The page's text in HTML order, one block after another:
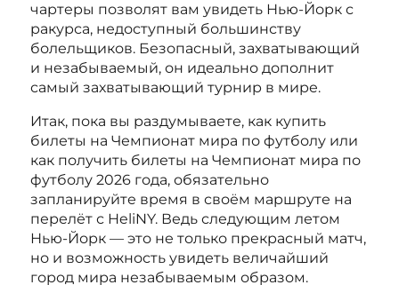
чартеры позволят вам увидеть Нью-Йорк с
ракурса, недоступный большинству
болельщиков. Безопасный, захватывающий
и незабываемый, он идеально дополнит
самый захватывающий турнир в мире.
Итак, пока вы раздумываете, как купить
билеты на Чемпионат мира по футболу или
как получить билеты на Чемпионат мира по
футболу 2026 года, обязательно
запланируйте время в своём маршруте на
перелёт с HeliNY. Ведь следующим летом
Нью-Йорк — это не только прекрасный матч,
но и возможность увидеть величайший
город мира незабываемым образом.